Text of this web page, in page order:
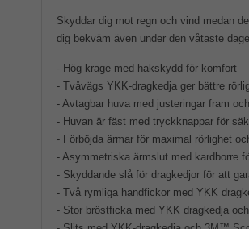
Skyddar dig mot regn och vind medan
dig bekväm även under den våtaste
- Hög krage med hakskydd för komfort
- Tvåvägs YKK-dragkedja ger bättre
- Avtagbar huva med justeringar fram
- Huvan är fäst med tryckknappar för
- Förböjda ärmar för maximal rörlighet
- Asymmetriska ärmslut med kardborre
- Skyddande slå för dragkedjor för att
- Två rymliga handfickor med YKK
- Stor bröstficka med YKK dragkedja